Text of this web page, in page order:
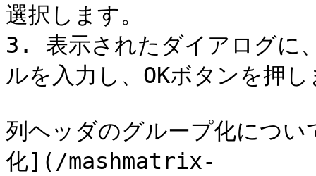
選択します。
3. 表示されたダイアログに
ルを入力し、OKボタンを押
列ヘッダのグループ化につ
化](/mashmatrix-